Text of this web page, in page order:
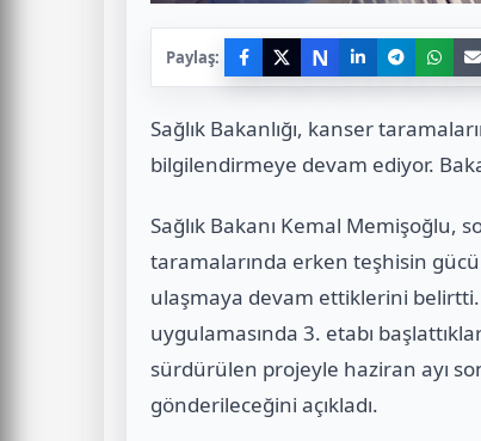
Paylaş: N
Sağlık Bakanlığı, kanser
bilgilendirmeye devam ediyor.
Sağlık Bakanı Kemal Memişoğlu,
taramalarında erken teşhisin
ulaşmaya devam ettiklerini belirtti.
uygulamasında 3. etabı
sürdürülen projeyle haziran ayı
gönderileceğini açıkladı.